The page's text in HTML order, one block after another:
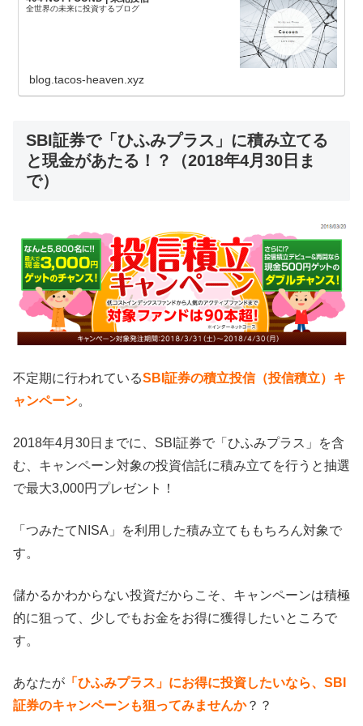
全世界の未来に投資するブログ
blog.tacos-heaven.xyz
SBI証券で「ひふみプラス」に積み立てる
と現金があたる！？（2018年4月30日ま
で）
不定期に行われているSBI証券の積立投信（投信積立）キ
ャンペーン。
2018年4月30日までに、SBI証券で「ひふみプラス」を含
む、キャンペーン対象の投資信託に積み立てを行うと抽選
で最大3,000円プレゼント！
「つみたてNISA」を利用した積み立てももちろん対象で
す。
儲かるかわからない投資だからこそ、キャンペーンは積極
的に狙って、少しでもお金をお得に獲得したいところで
す。
あなたが 「ひふみプラス」にお得に投資したいなら、SBI
証券のキャンペーンも狙ってみませんか？？